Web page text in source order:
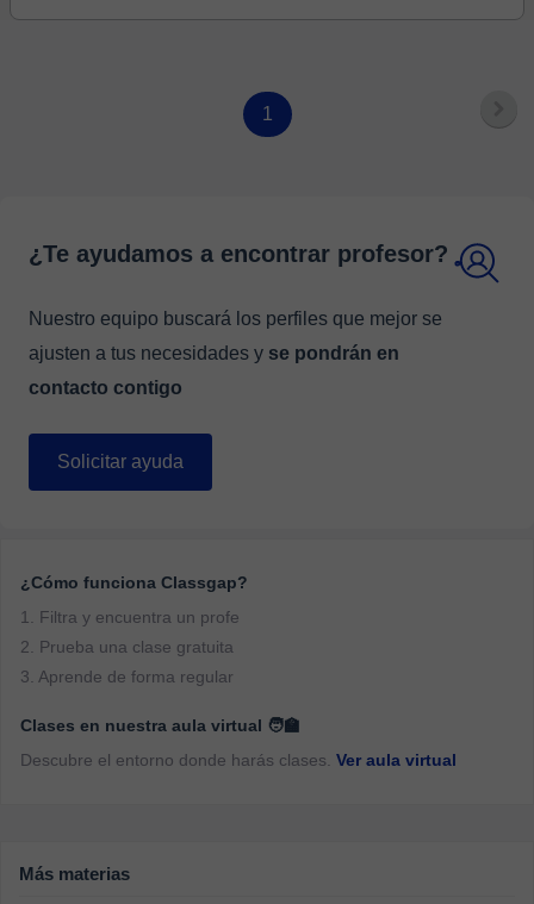
1
¿Te ayudamos a encontrar profesor?
Nuestro equipo buscará los perfiles que mejor se
ajusten a tus necesidades y se pondrán en
contacto contigo
Solicitar ayuda
¿Cómo funciona Classgap?
1. Filtra y encuentra un profe
2. Prueba una clase gratuita
3. Aprende de forma regular
Clases en nuestra aula virtual 🧑‍🏫
Descubre el entorno donde harás clases. Ver aula virtual
Más materias